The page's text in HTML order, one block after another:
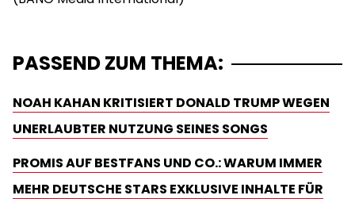
PASSEND ZUM THEMA:
NOAH KAHAN KRITISIERT DONALD TRUMP WEGEN
UNERLAUBTER NUTZUNG SEINES SONGS
PROMIS AUF BESTFANS UND CO.: WARUM IMMER
MEHR DEUTSCHE STARS EXKLUSIVE INHALTE FÜR